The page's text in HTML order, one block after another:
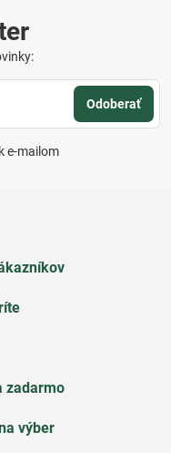
Odoberať
e-mailom
zadarmo
výber